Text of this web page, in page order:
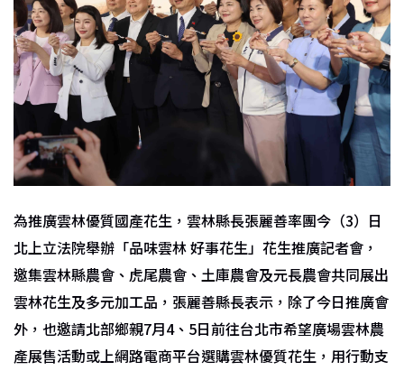
為推廣雲林優質國產花生，雲林縣長張麗善率團今（3）日
北上立法院舉辦「品味雲林 好事花生」花生推廣記者會，
邀集雲林縣農會、虎尾農會、土庫農會及元長農會共同展出
雲林花生及多元加工品，張麗善縣長表示，除了今日推廣會
外，也邀請北部鄉親7月4、5日前往台北市希望廣場雲林農
產展售活動或上網路電商平台選購雲林優質花生，用行動支